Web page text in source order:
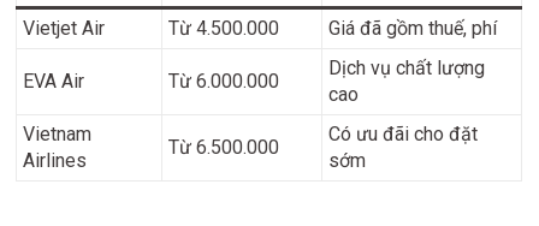
Vietjet Air Từ 4.500.000 Giá đã gồm thuế, phí
EVA Air Từ 6.000.000
Dịch vụ chất lượng
cao
Vietnam
Airlines
Từ 6.500.000
Có ưu đãi cho đặt
sớm